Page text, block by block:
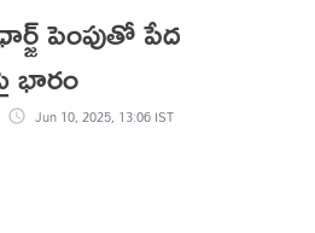
పెంపుతో పేద
భారం
Jun 10, 2025, 13:06 IST